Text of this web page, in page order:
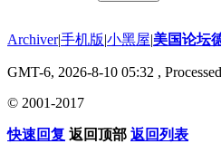
Archiver|手机版|小黑屋|美国论坛
GMT-6, 2026-8-10 05:32 ,
© 2001-2017
快速回复 返回顶部 返回列表